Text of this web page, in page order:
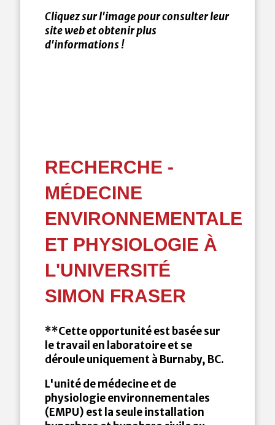
Cliquez sur l'image pour consulter leur
site web et obtenir plus
d'informations !
RECHERCHE -
MÉDECINE
ENVIRONNEMENTALE
ET PHYSIOLOGIE À
L'UNIVERSITÉ
SIMON FRASER
**Cette opportunité est basée sur
le travail en laboratoire et se
déroule uniquement à Burnaby, BC.
L'unité de médecine et de
physiologie environnementales
(EMPU) est la seule installation